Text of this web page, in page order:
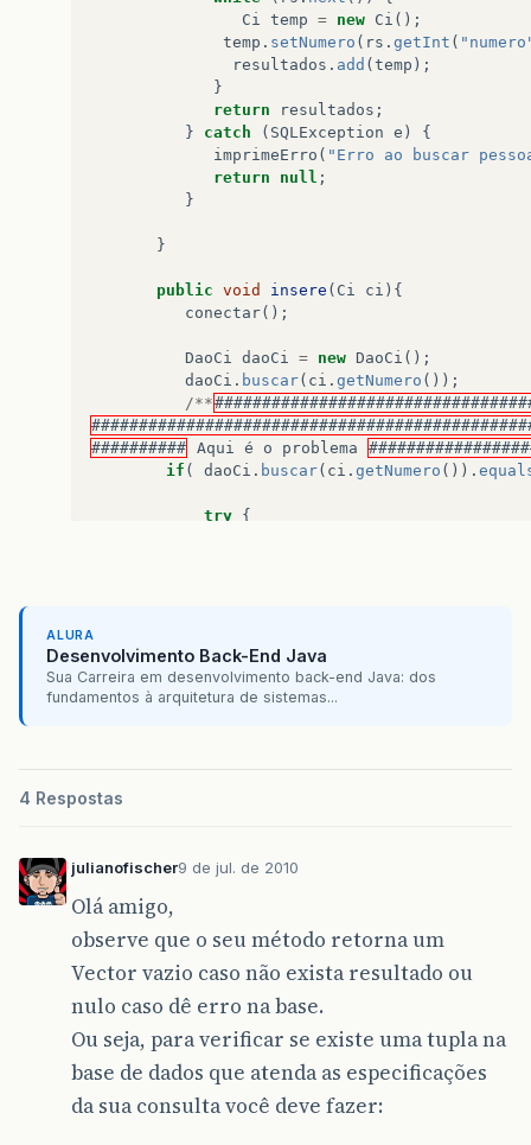
Ci temp = new Ci ();
temp . setNumero ( rs . getInt (
resultados . add ( temp );
}
return
resultados ;
}
catch ( SQLException e )
{
imprimeErro ( "Erro ao buscar
return
null ;
}
}
public void insere ( Ci ci ){
conectar();
DaoCi daoCi = new DaoCi ();
daoCi . buscar( ci . getNumero ());
/**
########## Aqui é o problema
if ( daoCi . buscar( ci . getNumero ()).
try {
} finally
{
fechar();
}
ALURA
Desenvolvimento Back-End Java
Sua Carreira em desenvolvimento back-end Java: dos
fundamentos à arquitetura de sistemas...
4 Respostas
julianofischer9 de jul. de 2010
Olá amigo,
observe que o seu método retorna um
Vector vazio caso não exista resultado ou
nulo caso dê erro na base.
Ou seja, para verificar se existe uma tupla na
base de dados que atenda as especificações
da sua consulta você deve fazer: